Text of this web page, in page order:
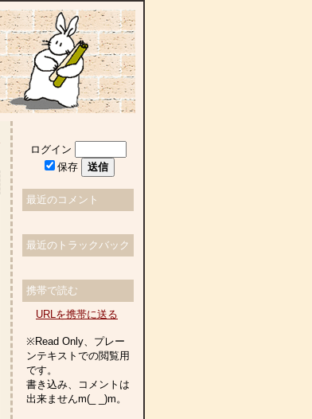
ログイン
保存
最近のコメント
最近のトラックバック
携帯で読む
URLを携帯に送る
※Read Only、プレー
ンテキストでの閲覧用
です。
書き込み、コメントは
出来ませんm(_ _)m。